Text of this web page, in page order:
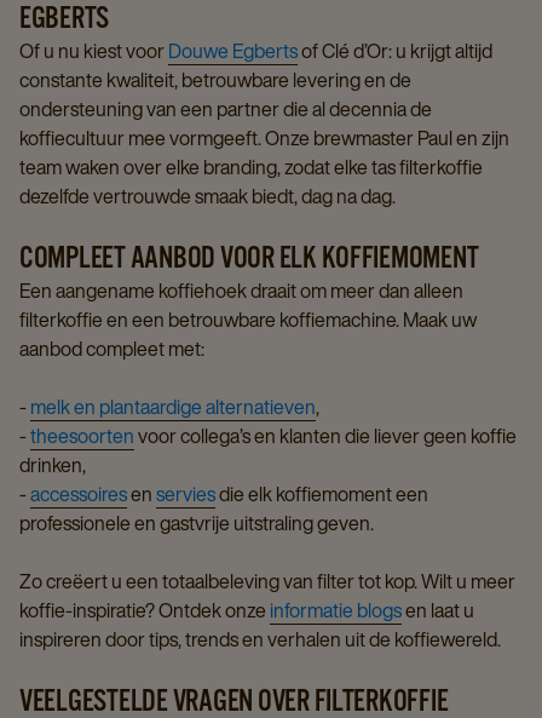
EGBERTS
Of u nu kiest voorDouwe Egbertsof Clé d’Or: u krijgt altijd
constante kwaliteit, betrouwbare levering en de
ondersteuning van een partner die al decennia de
koffiecultuur mee vormgeeft. Onze brewmaster Paul en zijn
team waken over elke branding, zodat elke tas filterkoffie
dezelfde vertrouwde smaak biedt, dag na dag.
COMPLEET AANBOD VOOR ELK KOFFIEMOMENT
Een aangename koffiehoek draait om meer dan alleen
filterkoffie en een betrouwbare koffiemachine. Maak uw
aanbod compleet met:
-melk en plantaardige alternatieven,
-theesoortenvoor collega’s en klanten die liever geen koffie
drinken,
-accessoiresenserviesdie elk koffiemoment een
professionele en gastvrije uitstraling geven.
Zo creëert u een totaalbeleving van filter tot kop. Wilt u meer
koffie-inspiratie? Ontdek onze informatie blogsen laat u
inspireren door tips, trends en verhalen uit de koffiewereld.
VEELGESTELDE VRAGEN OVER FILTERKOFFIE